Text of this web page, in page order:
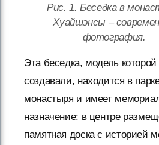
Рис. 1. Беседка в
Хуайшэнсы –
фотография.
Эта беседка, модель
создавали, находится в
монастыря и имеет
назначение: в центре
памятная доска с историей